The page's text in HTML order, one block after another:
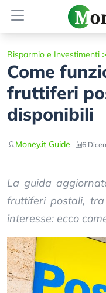
Risparmio e Investimenti >
Come
fruttiferi
disponibili
Money.it Guide 6
La guida
fruttiferi postali,
interesse: ecco